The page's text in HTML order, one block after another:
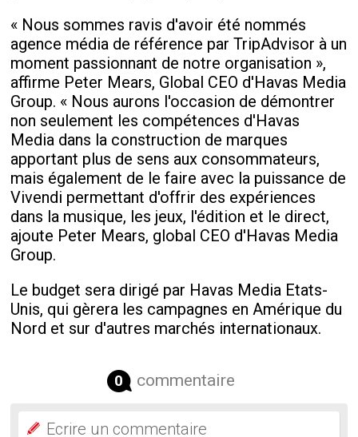
« Nous sommes ravis d'avoir été nommés
agence média de référence par TripAdvisor à un
moment passionnant de notre organisation »,
affirme Peter Mears, Global CEO d'Havas Media
Group. « Nous aurons l'occasion de démontrer
non seulement les compétences d'Havas
Media dans la construction de marques
apportant plus de sens aux consommateurs,
mais également de le faire avec la puissance de
Vivendi permettant d'offrir des expériences
dans la musique, les jeux, l'édition et le direct,
ajoute Peter Mears, global CEO d'Havas Media
Group.
Le budget sera dirigé par Havas Media Etats-
Unis, qui gèrera les campagnes en Amérique du
Nord et sur d'autres marchés internationaux.
0 commentaire
Ecrire un commentaire